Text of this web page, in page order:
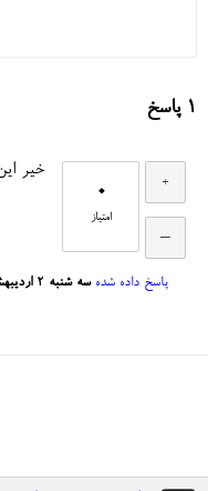
1 پاسخ
0
امتیاز
خیر
پاسخ داده شده سه شنبه ۲ اردیبهشت ۱۳۹۳